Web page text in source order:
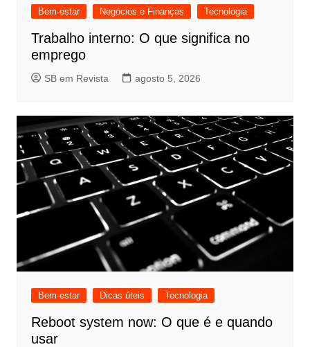
Bem-estar Negócios e Finanças Tecnologia
Trabalho interno: O que significa no
emprego
SB em Revista agosto 5, 2026
Bem-estar Dicas úteis Tecnologia
Reboot system now: O que é e quando
usar